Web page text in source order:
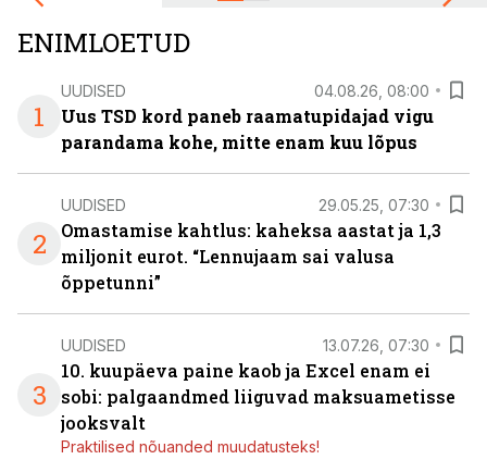
ENIMLOETUD
1
UUDISED 04.08.26, 08:00
Uus TSD kord paneb raamatupidajad vigu
parandama kohe, mitte enam kuu lõpus
2
UUDISED 29.05.25, 07:30
Omastamise kahtlus: kaheksa aastat ja 1,3
miljonit eurot. “Lennujaam sai valusa
õppetunni”
3
UUDISED 13.07.26, 07:30
10. kuupäeva paine kaob ja Excel enam ei
sobi: palgaandmed liiguvad maksuametisse
jooksvalt
Praktilised nõuanded muudatusteks!